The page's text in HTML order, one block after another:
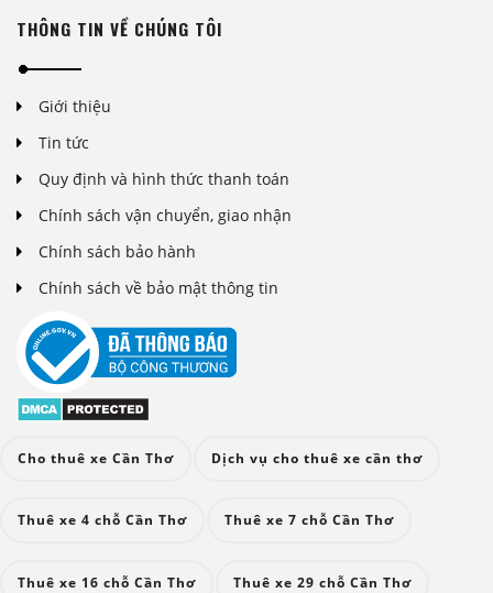
THÔNG TIN VỀ CHÚNG TÔI
Giới thiệu
Tin tức
Quy định và hình thức thanh toán
Chính sách vận chuyển, giao nhận
Chính sách bảo hành
Chính sách về bảo mật thông tin
Cho thuê xe Cần Thơ Dịch vụ cho thuê xe cần thơ
Thuê xe 4 chỗ Cần Thơ Thuê xe 7 chỗ Cần Thơ
Thuê xe 16 chỗ Cần Thơ Thuê xe 29 chỗ Cần Thơ